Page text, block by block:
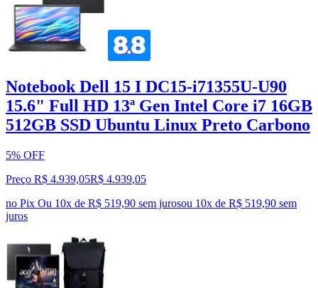
Notebook Dell 15 I DC15-i71355U-U90
15.6" Full HD 13ª Gen Intel Core i7 16GB
512GB SSD Ubuntu Linux Preto Carbono
5% OFF
Preço R$ 4.939,05R$ 4.939,05
no Pix Ou 10x de R$ 519,90 sem jurosou 10x de R$ 519,90 sem
juros